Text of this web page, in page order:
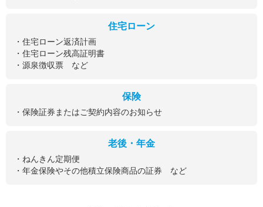
住宅ローン
・住宅ローン返済計画
・住宅ローン残高証明書
・源泉徴収票 など
保険
・保険証券またはご契約内容のお知らせ
老後・年金
・ねんきん定期便
・年金保険やその他積立保険商品の証券 など